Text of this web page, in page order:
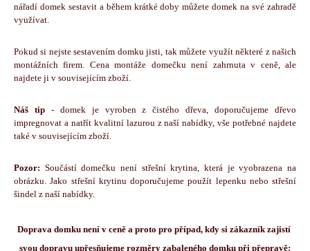
nářadí domek sestavit a během krátké doby můžete domek na své zahradě
využívat.
Pokud si nejste sestavením domku jisti, tak můžete využít některé z našich
montážních firem. Cena montáže domečku není zahrnuta v ceně, ale
najdete ji v souvisejícím zboží.
Náš tip - domek je vyroben z čistého dřeva, doporučujeme dřevo
impregnovat a natřít kvalitní lazurou z naší nabídky, vše potřebné najdete
také v souvisejícím zboží.
Pozor: Součástí domečku není střešní krytina, která je vyobrazena na
obrázku. Jako střešní krytinu doporučujeme použít lepenku nebo střešní
šindel z naší nabídky.
Doprava domku není v ceně a proto pro případ, kdy si zákazník zajistí
svou dopravu upřesňujeme rozměry zabaleného domku při přepravě: